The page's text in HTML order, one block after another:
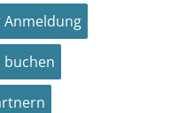
buchen